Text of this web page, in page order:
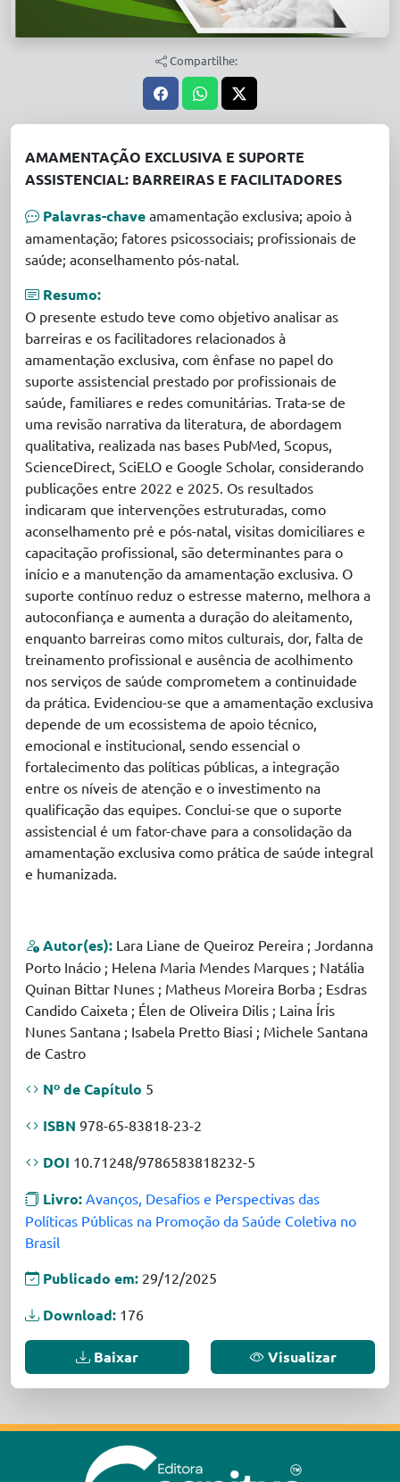
Compartilhe:
AMAMENTAÇÃO EXCLUSIVA E SUPORTE
ASSISTENCIAL: BARREIRAS E FACILITADORES
Palavras-chave amamentação exclusiva; apoio à
amamentação; fatores psicossociais; profissionais de
saúde; aconselhamento pós-natal.
Resumo:
O presente estudo teve como objetivo analisar as
barreiras e os facilitadores relacionados à
amamentação exclusiva, com ênfase no papel do
suporte assistencial prestado por profissionais de
saúde, familiares e redes comunitárias. Trata-se de
uma revisão narrativa da literatura, de abordagem
qualitativa, realizada nas bases PubMed, Scopus,
ScienceDirect, SciELO e Google Scholar, considerando
publicações entre 2022 e 2025. Os resultados
indicaram que intervenções estruturadas, como
aconselhamento pré e pós-natal, visitas domiciliares e
capacitação profissional, são determinantes para o
início e a manutenção da amamentação exclusiva. O
suporte contínuo reduz o estresse materno, melhora a
autoconfiança e aumenta a duração do aleitamento,
enquanto barreiras como mitos culturais, dor, falta de
treinamento profissional e ausência de acolhimento
nos serviços de saúde comprometem a continuidade
da prática. Evidenciou-se que a amamentação exclusiva
depende de um ecossistema de apoio técnico,
emocional e institucional, sendo essencial o
fortalecimento das políticas públicas, a integração
entre os níveis de atenção e o investimento na
qualificação das equipes. Conclui-se que o suporte
assistencial é um fator-chave para a consolidação da
amamentação exclusiva como prática de saúde integral
e humanizada.
Autor(es): Lara Liane de Queiroz Pereira ; Jordanna
Porto Inácio ; Helena Maria Mendes Marques ; Natália
Quinan Bittar Nunes ; Matheus Moreira Borba ; Esdras
Candido Caixeta ; Élen de Oliveira Dilis ; Laina Íris
Nunes Santana ; Isabela Pretto Biasi ; Michele Santana
de Castro
Nº de Capítulo 5
ISBN 978-65-83818-23-2
DOI 10.71248/9786583818232-5
Livro: Avanços, Desafios e Perspectivas das
Políticas Públicas na Promoção da Saúde Coletiva no
Brasil
Publicado em: 29/12/2025
Download: 176
Baixar Visualizar